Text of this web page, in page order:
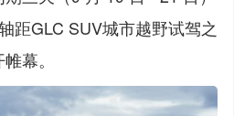
距GLC SUV城市越野试驾之
幕。